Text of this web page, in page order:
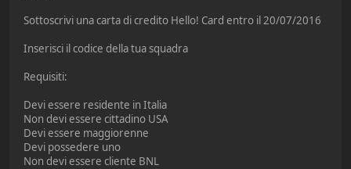
Sottoscrivi una carta di credito Hello! Card entro il 20/07/2016
Inserisci il codice della tua squadra
Requisiti:
Devi essere residente in Italia
Non devi essere cittadino USA
Devi essere maggiorenne
Devi possedere uno
Non devi essere cliente BNL